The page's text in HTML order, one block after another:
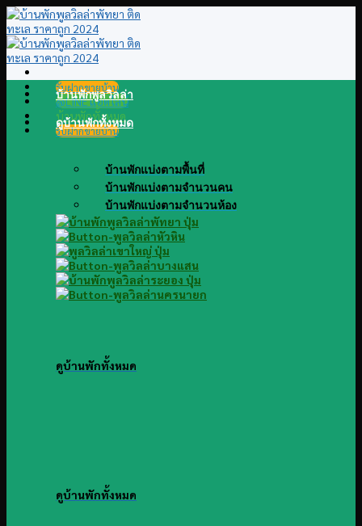
Skip
to
content
รับฝากขายบ้าน
@LINE แอดไลน์
บ้านพักทั้งหมด
รับฝากขายบ้าน
บ้านพักพูลวิลล่า
ดูบ้านพักทั้งหมด
บ้านพักแบ่งตามพื้นที่
บ้านพักแบ่งตามจำนวนคน
บ้านพักแบ่งตามจำนวนห้อง
ดูบ้านพักทั้งหมด
ดูบ้านพักทั้งหมด